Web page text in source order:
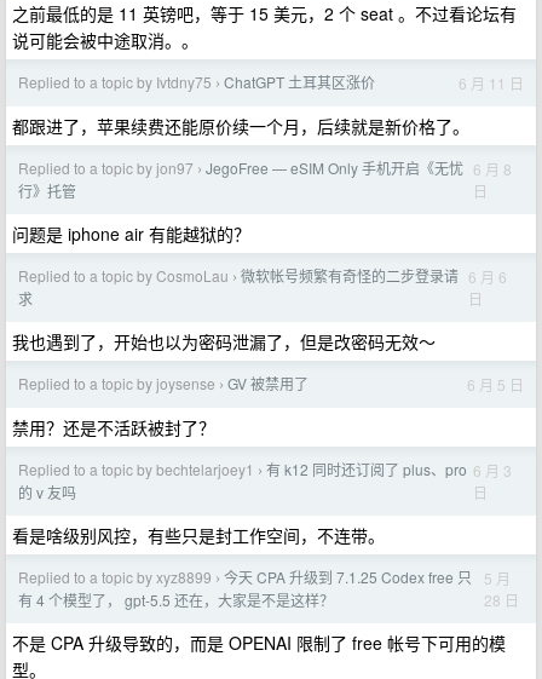
之前最低的是 11 英镑吧，等于 15 美元，2 个 seat 。不过看论坛有
说可能会被中途取消。。
Replied to a topic by Ivtdny75 › ChatGPT 土耳其区涨价 6 月 11 日
都跟进了，苹果续费还能原价续一个月，后续就是新价格了。
Replied to a topic by jon97 › JegoFree — eSIM Only 手机开启《无忧
行》托管
6 月 8
日
问题是 iphone air 有能越狱的？
Replied to a topic by CosmoLau › 微软帐号频繁有奇怪的二步登录请
求
6 月 6
日
我也遇到了，开始也以为密码泄漏了，但是改密码无效～
Replied to a topic by joysense › GV 被禁用了 6 月 5 日
禁用？还是不活跃被封了？
Replied to a topic by bechtelarjoey1 › 有 k12 同时还订阅了 plus、pro
的 v 友吗
6 月 3
日
看是啥级别风控，有些只是封工作空间，不连带。
Replied to a topic by xyz8899 › 今天 CPA 升级到 7.1.25 Codex free 只
有 4 个模型了， gpt-5.5 还在，大家是不是这样？
5 月
28 日
不是 CPA 升级导致的，而是 OPENAI 限制了 free 帐号下可用的模
型。